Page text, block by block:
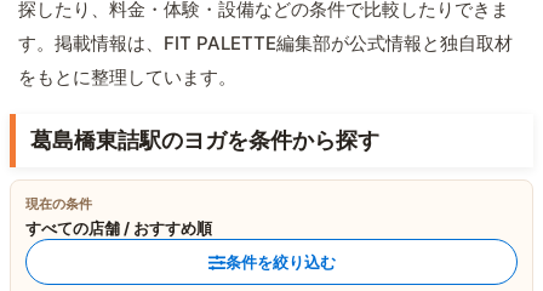
探したり、料金・体験・設備などの条件で比較したりできま
す。掲載情報は、FIT PALETTE編集部が公式情報と独自取材
をもとに整理しています。
葛島橋東詰駅のヨガを条件から探す
現在の条件
すべての店舗 / おすすめ順
条件を絞り込む